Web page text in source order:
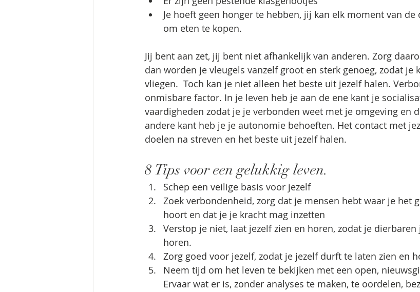
Je hoeft geen honger te hebben, jij kan elk moment van de
om eten te kopen.
Jij bent aan zet, jij bent niet afhankelijk van anderen. Zorg
dan worden je vleugels vanzelf groot en sterk genoeg, zodat je
vliegen.  Toch kan je niet alleen het beste uit jezelf halen.
onmisbare factor. In je leven heb je aan de ene kant je
vaardigheden zodat je je verbonden weet met je omgeving en
andere kant heb je je autonomie behoeften. Het contact met
doelen na streven en het beste uit jezelf halen.
8 Tips voor een gelukkig leven.
Schep een veilige basis voor jezelf
Zoek verbondenheid, zorg dat je mensen hebt waar je het
hoort en dat je je kracht mag inzetten
Verstop je niet, laat jezelf zien en horen, zodat je dierbaren
horen.
Zorg goed voor jezelf, zodat je jezelf durft te laten zien en
Neem tijd om het leven te bekijken met een open,
Ervaar wat er is, zonder analyses te maken, te oordelen,